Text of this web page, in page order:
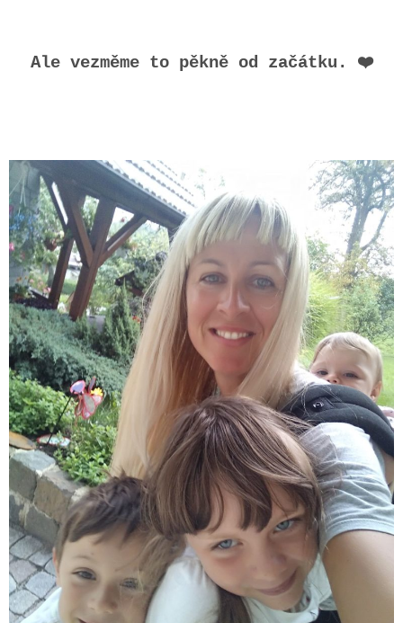
Ale vezměme to pěkně od začátku. ❤️